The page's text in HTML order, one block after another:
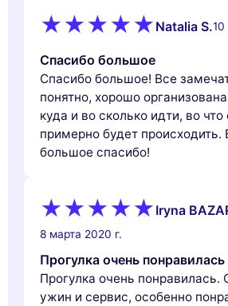
Natalia S.10
Спасибо большое
Спасибо большое! Все
понятно, хорошо
куда и во сколько идти, во что
примерно будет происходить.
большое спасибо!
Iryna
8 марта 2020 г.
Прогулка очень понравилась
Прогулка очень понравилась.
ужин и сервис, особенно